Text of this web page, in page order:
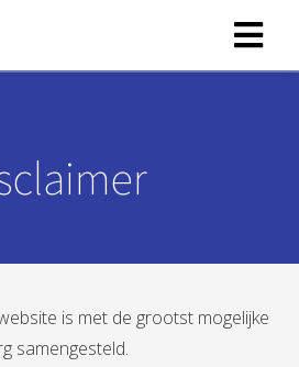
is met de grootst mogelijke
samengesteld.